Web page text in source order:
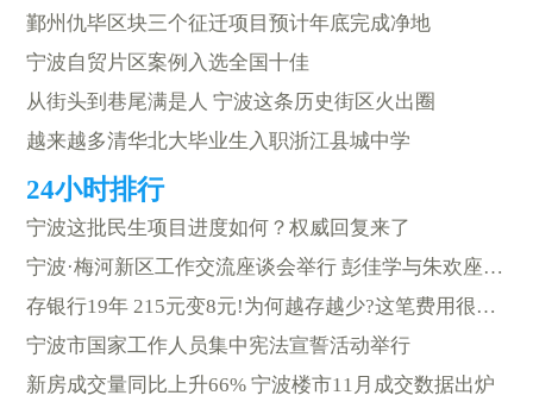
鄞州仇毕区块三个征迁项目预计年底完成净地
宁波自贸片区案例入选全国十佳
从街头到巷尾满是人 宁波这条历史街区火出圈
越来越多清华北大毕业生入职浙江县城中学
宁波这批民生项目进度如何？权威回复来了
宁波·梅河新区工作交流座谈会举行 彭佳学与朱欢座谈交流
存银行19年 215元变8元!为何越存越少?这笔费用很多人可能不知道
宁波市国家工作人员集中宪法宣誓活动举行
新房成交量同比上升66% 宁波楼市11月成交数据出炉